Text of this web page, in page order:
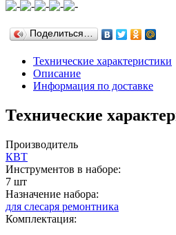
Поделиться…
Технические характеристики
Описание
Информация по доставке
Технические
Производитель
КВТ
Инструментов в наборе:
7 шт
Назначение набора:
для слесаря ремонтника
Комплектация: